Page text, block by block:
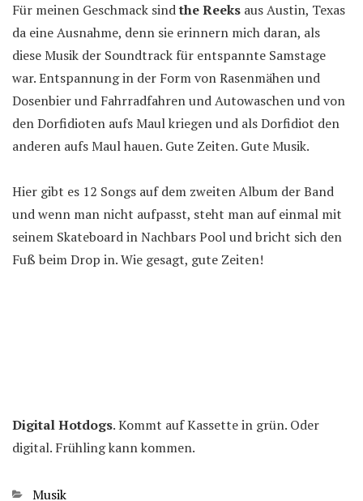
Für meinen Geschmack sindthe Reeks aus Austin, Texas
da eine Ausnahme, denn sie erinnern mich daran, als
diese Musik der Soundtrack für entspannte Samstage
war. Entspannung in der Form von Rasenmähen und
Dosenbier und Fahrradfahren und Autowaschen und von
den Dorfidioten aufs Maul kriegen und als Dorfidiot den
anderen aufs Maul hauen. Gute Zeiten. Gute Musik.
Hier gibt es 12 Songs auf dem zweiten Album der Band
und wenn man nicht aufpasst, steht man auf einmal mit
seinem Skateboard in Nachbars Pool und bricht sich den
Fuß beim Drop in. Wie gesagt, gute Zeiten!
Digital Hotdogs. Kommt auf Kassette in grün. Oder
digital. Frühling kann kommen.
Kategorien
Musik